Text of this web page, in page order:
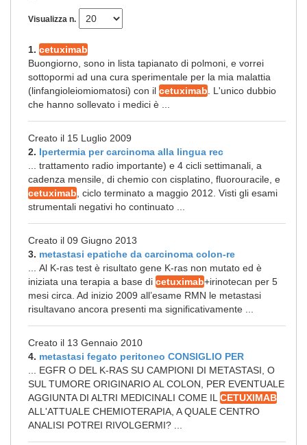
Visualizza n.
1. cetuximab
Buongiorno, sono in lista tapianato di polmoni, e vorrei
sottopormi ad una cura sperimentale per la mia malattia
(linfangioleiomiomatosi) con il cetuximab . L'unico dubbio
che hanno sollevato i medici è ...
Creato il 15 Luglio 2009
2. Ipertermia per carcinoma alla lingua rec
... trattamento radio importante) e 4 cicli settimanali, a
cadenza mensile, di chemio con cisplatino, fluorouracile, e
cetuximab , ciclo terminato a maggio 2012. Visti gli esami
strumentali negativi ho continuato ...
Creato il 09 Giugno 2013
3. metastasi epatiche da carcinoma colon-re
... Al K-ras test è risultato gene K-ras non mutato ed è
iniziata una terapia a base di cetuximab+irinotecan per 5
mesi circa. Ad inizio 2009 all’esame RMN le metastasi
risultavano ancora presenti ma significativamente ...
Creato il 13 Gennaio 2010
4. metastasi fegato peritoneo CONSIGLIO PER
... EGFR O DEL K-RAS SU CAMPIONI DI METASTASI, O
SUL TUMORE ORIGINARIO AL COLON, PER EVENTUALE
AGGIUNTA DI ALTRI MEDICINALI COME IL CETUXIMAB
ALL'ATTUALE CHEMIOTERAPIA, A QUALE CENTRO
ANALISI POTREI RIVOLGERMI? ...